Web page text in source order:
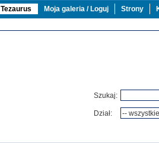
Tezaurus Moja galeria / Loguj Strony
Szukaj:
Dział: